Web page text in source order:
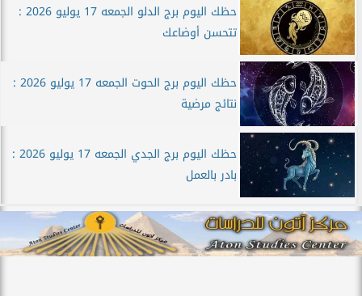
حظك اليوم برج الدلو الجمعه 17 يوليو 2026 :
تتحسن أوضاعك
حظك اليوم برج الحوت الجمعه 17 يوليو 2026 :
نتائج مرضية
حظك اليوم برج الجدي الجمعه 17 يوليو 2026 :
بادر بالعمل